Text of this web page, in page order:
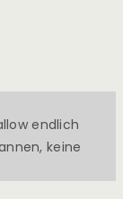
endlich
keine